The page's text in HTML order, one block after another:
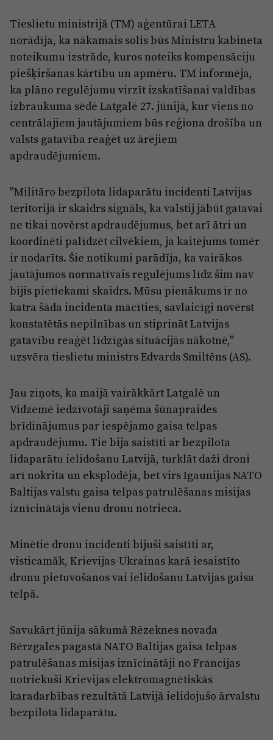
Tieslietu ministrijā (TM) aģentūrai LETA
norādīja, ka nākamais solis būs Ministru kabineta
noteikumu izstrāde, kuros noteiks kompensāciju
piešķiršanas kārtību un apmēru. TM informēja,
ka plāno regulējumu virzīt izskatīšanai valdības
izbraukuma sēdē Latgalē 27. jūnijā, kur viens no
centrālajiem jautājumiem būs reģiona drošība un
valsts gatavība reaģēt uz ārējiem
apdraudējumiem.
"Militāro bezpilota lidaparātu incidenti Latvijas
teritorijā ir skaidrs signāls, ka valstij jābūt gatavai
ne tikai novērst apdraudējumus, bet arī ātri un
koordinēti palīdzēt cilvēkiem, ja kaitējums tomēr
ir nodarīts. Šie notikumi parādīja, ka vairākos
jautājumos normatīvais regulējums līdz šim nav
bijis pietiekami skaidrs. Mūsu pienākums ir no
katra šāda incidenta mācīties, savlaicīgi novērst
konstatētās nepilnības un stiprināt Latvijas
gatavību reaģēt līdzīgās situācijās nākotnē,"
uzsvēra tieslietu ministrs Edvards Smiltēns (AS).
Jau ziņots, ka maijā vairākkārt Latgalē un
Vidzemē iedzīvotāji saņēma šūnapraides
brīdinājumus par iespējamo gaisa telpas
apdraudējumu. Tie bija saistīti ar bezpilota
lidaparātu ielidošanu Latvijā, turklāt daži droni
arī nokrita un eksplodēja, bet virs Igaunijas NATO
Baltijas valstu gaisa telpas patrulēšanas misijas
iznīcinātājs vienu dronu notrieca.
Minētie dronu incidenti bijuši saistīti ar,
visticamāk, Krievijas-Ukrainas karā iesaistīto
dronu pietuvošanos vai ielidošanu Latvijas gaisa
telpā.
Savukārt jūnija sākumā Rēzeknes novada
Bērzgales pagastā NATO Baltijas gaisa telpas
patrulēšanas misijas iznīcinātāji no Francijas
notriekuši Krievijas elektromagnētiskās
karadarbības rezultātā Latvijā ielidojušo ārvalstu
bezpilota lidaparātu.